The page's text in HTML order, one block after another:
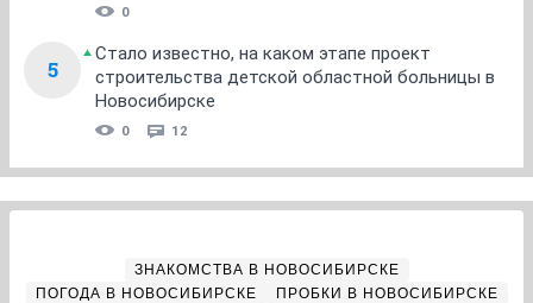
0
5
Стало известно, на каком этапе проект
строительства детской областной больницы в
Новосибирске
0 12
ЗНАКОМСТВА В НОВОСИБИРСКЕ
ПОГОДА В НОВОСИБИРСКЕ
ПРОБКИ В НОВОСИБИРСКЕ